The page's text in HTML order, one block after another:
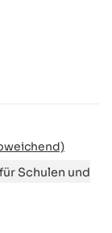
Schulen und